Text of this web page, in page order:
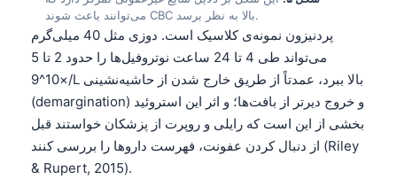
می‌توانند باعث شوند CBC بالا به نظر برسد.
پردنیزون نمونه‌ی کلاسیک است. دوزی مثل 40 میلی‌گرم
می‌تواند طی 4 تا 24 ساعت نوتروفیل‌ها را حدود 2 تا 5
×10^9/L بالا ببرد، عمدتاً از طریق خارج شدن از حاشیه‌نشینی
(demargination) و خروج دیرتر از بافت‌ها؛ و اثر این استروئید
بخشی از این است که رایلی و روپرت از پزشکان خواستند قبل
از دنبال کردن عفونت، فهرست داروها را بررسی کنند (Riley
& Rupert, 2015).